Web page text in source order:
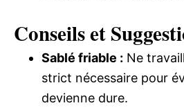
Conseils et
Sablé friable : Ne
strict nécessaire pour
devienne dure.